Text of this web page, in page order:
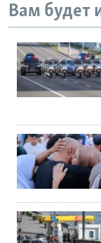
Вам будет